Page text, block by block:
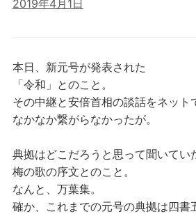
2019年4月1日
本日、新元号が発表された
「令和」とのこと。
その中継と安倍首相の談話をネット
なかなか繋がらなかったが。
典拠はどこだろうと思って聞いてい
梅の歌の序文とのこと。
なんと、万葉集。
確か、これまでの元号の典拠は四書